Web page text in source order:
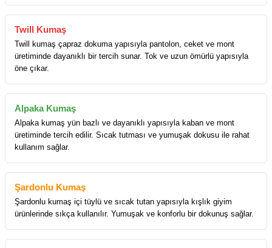
Twill Kumaş
Twill kumaş çapraz dokuma yapısıyla pantolon, ceket ve mont
üretiminde dayanıklı bir tercih sunar. Tok ve uzun ömürlü yapısıyla
öne çıkar.
Alpaka Kumaş
Alpaka kumaş yün bazlı ve dayanıklı yapısıyla kaban ve mont
üretiminde tercih edilir. Sıcak tutması ve yumuşak dokusu ile rahat
kullanım sağlar.
Şardonlu Kumaş
Şardonlu kumaş içi tüylü ve sıcak tutan yapısıyla kışlık giyim
ürünlerinde sıkça kullanılır. Yumuşak ve konforlu bir dokunuş sağlar.